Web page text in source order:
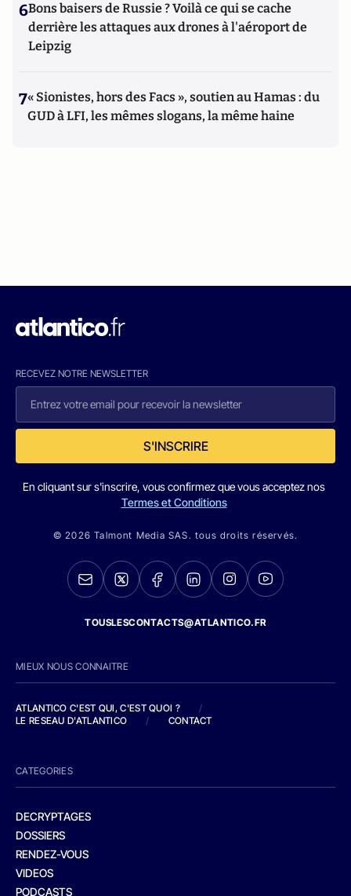
6Bons baisers de Russie ? Voilà ce qui se cache
derrière les attaques aux drones à l'aéroport de
Leipzig
7« Sionistes, hors des Facs », soutien au Hamas : du
GUD à LFI, les mêmes slogans, la même haine
RECEVEZ NOTRE NEWSLETTER
S'INSCRIRE
En cliquant sur s'inscrire, vous confirmez que vous acceptez nos
Termes et Conditions
© 2026 Talmont Media SAS. tous droits réservés.
TOUSLESCONTACTS@ATLANTICO.FR
MIEUX NOUS CONNAITRE
ATLANTICO C'EST QUI, C'EST QUOI ?
/
LE RESEAU D'ATLANTICO
/ CONTACT
CATEGORIES
DECRYPTAGES
DOSSIERS
RENDEZ-VOUS
VIDEOS
PODCASTS